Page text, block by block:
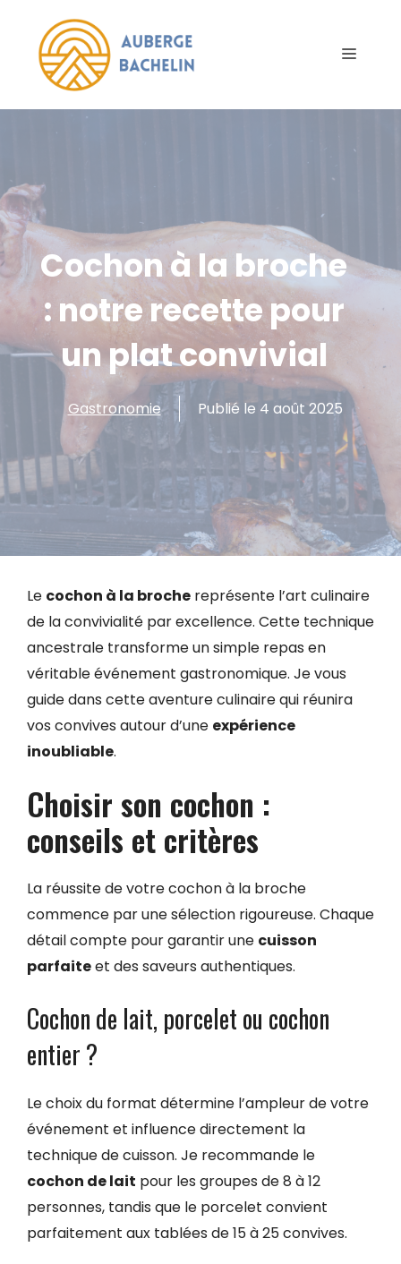
contenu
Menu
Cochon à la broche
: notre recette pour
un plat convivial
Gastronomie Publié le 4 août 2025
Le cochon à la broche représente l’art culinaire
de la convivialité par excellence. Cette technique
ancestrale transforme un simple repas en
véritable événement gastronomique. Je vous
guide dans cette aventure culinaire qui réunira
vos convives autour d’une expérience
inoubliable.
Choisir son cochon :
conseils et critères
La réussite de votre cochon à la broche
commence par une sélection rigoureuse. Chaque
détail compte pour garantir une cuisson
parfaiteet des saveurs authentiques.
Cochon de lait, porcelet ou cochon
entier ?
Le choix du format détermine l’ampleur de votre
événement et influence directement la
technique de cuisson. Je recommande le
cochon de lait pour les groupes de 8 à 12
personnes, tandis que le porcelet convient
parfaitement aux tablées de 15 à 25 convives.